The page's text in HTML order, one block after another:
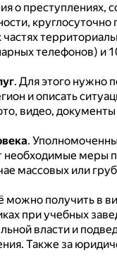
о преступлениях,
круглосуточно
телефонов) и
. Для этого нужно
и описать
видео, документы
.
необходимые меры
массовых или
можно получить в
при учебных
власти и
Также за